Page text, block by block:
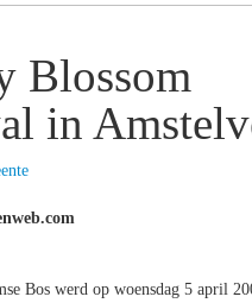
Blossom
in
Bos werd op woensdag 5 april